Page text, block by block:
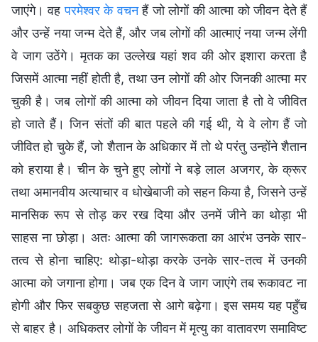
जाएंगे। वहपरमेश्वर के वचनहैं जो लोगों की आत्मा को जीवन देते हैं
और उन्हें नया जन्म देते हैं, और जब लोगों की आत्माएं नया जन्म लेंगी
वे जाग उठेंगे। मृतक का उल्लेख यहां शव की ओर इशारा करता है
जिसमें आत्मा नहीं होती है, तथा उन लोगों की ओर जिनकी आत्मा मर
चुकी है। जब लोगों की आत्मा को जीवन दिया जाता है तो वे जीवित
हो जाते हैं। जिन संतों की बात पहले की गई थी, ये वे लोग हैं जो
जीवित हो चुके हैं, जो शैतान के अधिकार में तो थे परंतु उन्होंने शैतान
को हराया है। चीन के चुने हुए लोगों ने बड़े लाल अजगर, के क्रूर
तथा अमानवीय अत्याचार व धोखेबाजी को सहन किया है, जिसने उन्हें
मानसिक रूप से तोड़ कर रख दिया और उनमें जीने का थोड़ा भी
साहस ना छोड़ा। अतः आत्मा की जागरूकता का आरंभ उनके सार-
तत्व से होना चाहिए: थोड़ा-थोड़ा करके उनके सार-तत्व में उनकी
आत्मा को जगाना होगा। जब एक दिन वे जाग जाएंगे तब रूकावट ना
होगी और फिर सबकुछ सहजता से आगे बढ़ेगा। इस समय यह पहुँच
से बाहर है। अधिकतर लोगों के जीवन में मृत्यु का वातावरण समाविष्ट